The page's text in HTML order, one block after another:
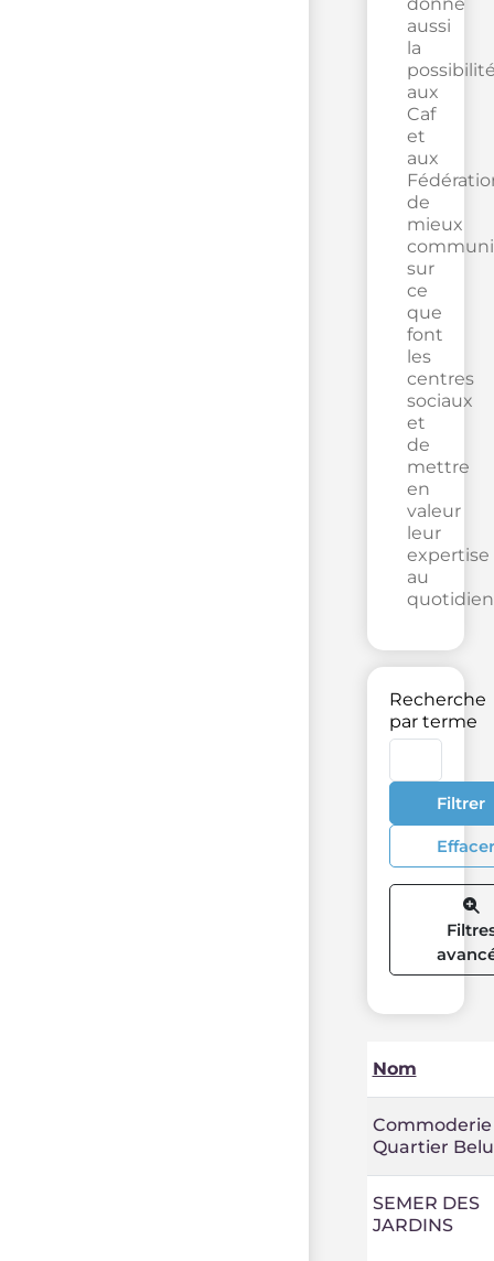
aussi
la
aux
Caf
et
aux
de
mieux
sur
ce
que
font
les
centres
sociaux
et
de
mettre
en
valeur
leur
expertise
au
Recherche
par terme
Filtrer
Effacer
Nom
Commoderie
Quartier
SEMER DES
JARDINS